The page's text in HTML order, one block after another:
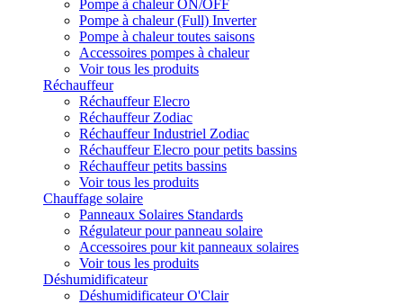
Pompe à chaleur ON/OFF
Pompe à chaleur (Full) Inverter
Pompe à chaleur toutes saisons
Accessoires pompes à chaleur
Voir tous les produits
Réchauffeur
Réchauffeur Elecro
Réchauffeur Zodiac
Réchauffeur Industriel Zodiac
Réchauffeur Elecro pour petits bassins
Réchauffeur petits bassins
Voir tous les produits
Chauffage solaire
Panneaux Solaires Standards
Régulateur pour panneau solaire
Accessoires pour kit panneaux solaires
Voir tous les produits
Déshumidificateur
Déshumidificateur O'Clair